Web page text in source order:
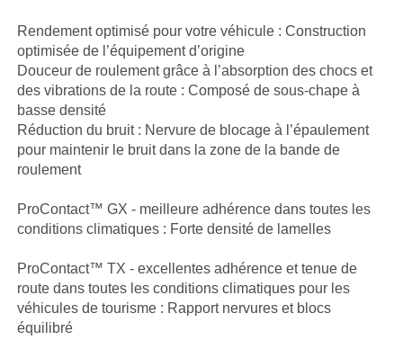
Rendement optimisé pour votre véhicule : Construction
optimisée de l’équipement d’origine
Douceur de roulement grâce à l’absorption des chocs et
des vibrations de la route : Composé de sous-chape à
basse densité
Réduction du bruit : Nervure de blocage à l’épaulement
pour maintenir le bruit dans la zone de la bande de
roulement
ProContact™ GX - meilleure adhérence dans toutes les
conditions climatiques : Forte densité de lamelles
ProContact™ TX - excellentes adhérence et tenue de
route dans toutes les conditions climatiques pour les
véhicules de tourisme : Rapport nervures et blocs
équilibré